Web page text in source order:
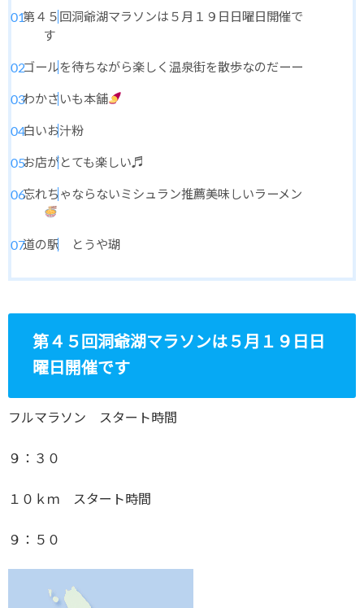
第４５回洞爺湖マラソンは５月１９日日曜日開催で
す
ゴールを待ちながら楽しく温泉街を散歩なのだーー
わかさいも本舗
白いお汁粉
お店がとても楽しい♬
忘れちゃならないミシュラン推薦美味しいラーメン
道の駅 とうや瑚
第４５回洞爺湖マラソンは５月１９日日
曜日開催です
フルマラソン スタート時間
９：３０
１０ｋｍ スタート時間
９：５０